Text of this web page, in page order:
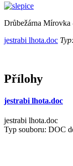
Drůbežárna
jestrabi lhota.doc
Přílohy
jestrabi lhota.doc
jestrabi lhota.doc
Typ souboru: DOC